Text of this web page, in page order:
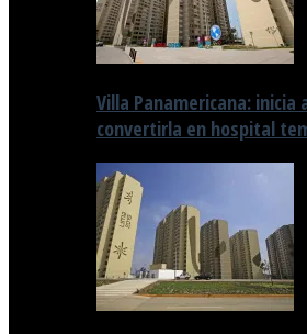
Villa Panamericana: inicia
convertirla en hospital